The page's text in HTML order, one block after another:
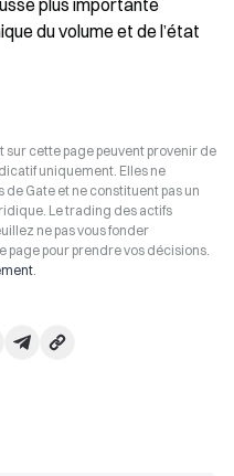
plus importante
du volume et de l’état
cette page peuvent provenir de
uniquement. Elles ne
de Gate et ne constituent pas un
Le trading des actifs
ne pas vous fonder
page pour prendre vos décisions.
.